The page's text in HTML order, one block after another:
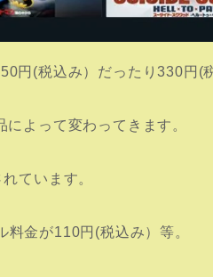
円(税込み）だったり330円(
よって変わってきます。
ています。
金が110円(税込み）等。